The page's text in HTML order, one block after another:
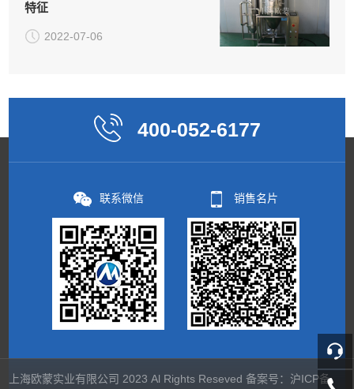
特征
2022-07-06
400-052-6177
联系微信 销售名片
上海欧蒙实业有限公司 2023 Al Rights Reseved 备案号： 沪ICP备